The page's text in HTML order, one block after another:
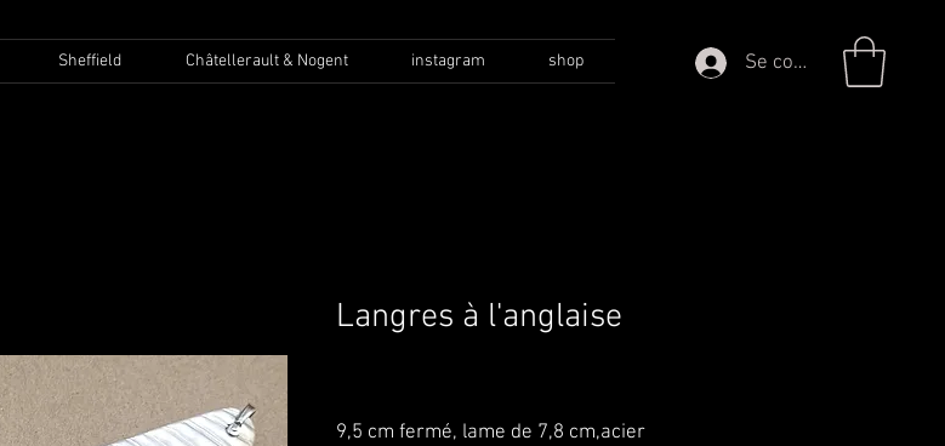
Sheffield Châtellerault & Nogent instagram shop Se connecter
Langres à l'anglaise
9,5 cm fermé, lame de 7,8 cm,acier